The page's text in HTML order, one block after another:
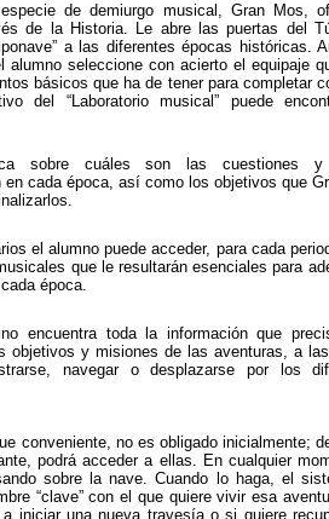
de demiurgo musical, Gran Mos,
de la Historia. Le abre las puertas del
a las diferentes épocas históricas.
alumno seleccione con acierto el equipaje
básicos que ha de tener para completar
del “Laboratorio musical” puede
sobre cuáles son las cuestiones y
cada época, así como los objetivos que
el alumno puede acceder, para cada
que le resultarán esenciales para
época.
encuentra toda la información que
objetivos y misiones de las aventuras, a
navegar o desplazarse por los
conveniente, no es obligado inicialmente;
podrá acceder a ellas. En cualquier
sobre la nave. Cuando lo haga, el
“clave” con el que quiere vivir esa
iniciar una nueva travesía o si quiere